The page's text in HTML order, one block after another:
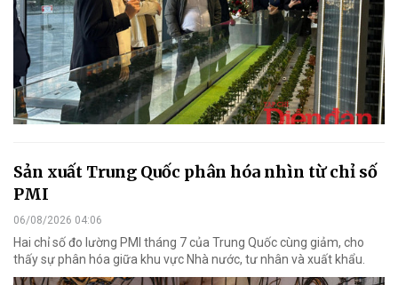
Sản xuất Trung Quốc phân hóa nhìn từ chỉ số
PMI
06/08/2026 04:06
Hai chỉ số đo lường PMI tháng 7 của Trung Quốc cùng giảm, cho
thấy sự phân hóa giữa khu vực Nhà nước, tư nhân và xuất khẩu.